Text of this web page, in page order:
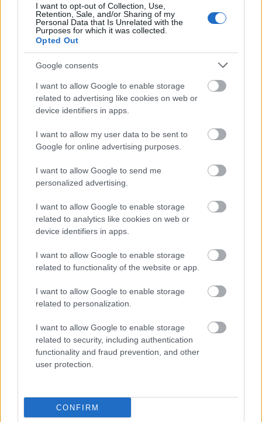
I want to opt-out of Collection, Use,
Retention, Sale, and/or Sharing of my
Personal Data that Is Unrelated with the
Purposes for which it was collected.
Opted Out
Google consents
I want to allow Google to enable storage
related to advertising like cookies on web or
device identifiers in apps.
I want to allow my user data to be sent to
Google for online advertising purposes.
I want to allow Google to send me
personalized advertising.
I want to allow Google to enable storage
related to analytics like cookies on web or
device identifiers in apps.
I want to allow Google to enable storage
related to functionality of the website or app.
I want to allow Google to enable storage
related to personalization.
I want to allow Google to enable storage
related to security, including authentication
functionality and fraud prevention, and other
user protection.
CONFIRM
μέρες
Μάθε πρώτος όλες τις σημαντικές
ειδήσεις.
Βάλε το proson.gr στα αποτελέσματα
αναζήτησης της Google
Δημοφιλείς Ειδήσεις
προκηρύξεις «μαμούθ» (με μόρια)
ΑΣΕΠ: Νέος γραπτός διαγωνισμός -
Μόνιμοι στο υπουργείο Εξωτερικών